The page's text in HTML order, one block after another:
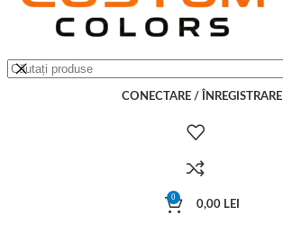
CONECTARE / ÎNREGISTRARE
0
0,00 LEI